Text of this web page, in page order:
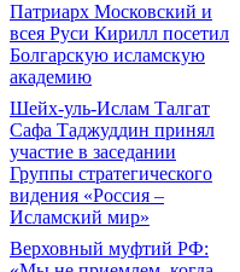
Патриарх Московский и
всея Руси Кирилл посетил
Болгарскую исламскую
академию
Шейх-уль-Ислам Талгат
Сафа Таджуддин принял
участие в заседании
Группы стратегического
видения «Россия –
Исламский мир»
Верховный муфтий РФ: